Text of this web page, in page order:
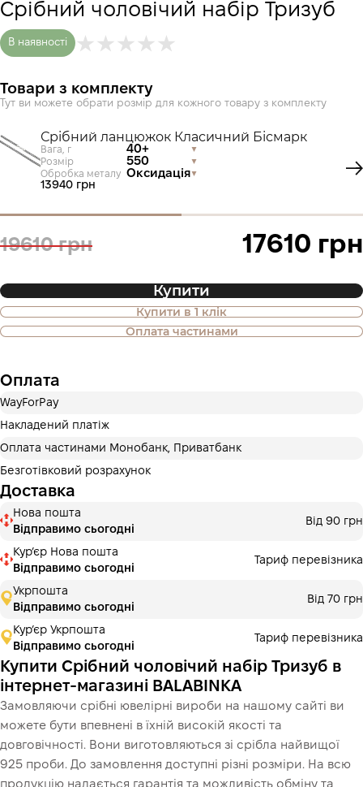
Срібний чоловічий набір Тризуб
В наявності
Товари з комплекту
Тут ви можете обрати розмір для кожного товару з комплекту
Срібний ланцюжок Класичний Бісмарк
Вага, г 40+
Розмір 550
Обробка металу Оксидація
13940 грн
19610 грн 17610 грн
Купити
Купити в 1 клік
Оплата частинами
Також доступна покупка товару в
оплату частинами
Оплату можна розділити на 2 або 3 платежі. Без
додаткових комісій для покупців. Кількість платежів
3 місяці
Оплату можна розділити на 2 або 3 платежі. Без
додаткових комісій для покупців. Кількість платежів
обирається на кроці оплати в корзині.
3 місяціх5 870.00 ₴
Це ще не оформлення кредитного договору. Ви просто
переходите до наступного кроку.
Купити
Оплата
WayForPay
Накладений платіж
Оплата частинами Монобанк, Приватбанк
Безготівковий розрахунок
Доставка
Нова пошта
Відправимо сьогодні
Від 90 грн
Курʼєр Нова пошта
Відправимо сьогодні
Тариф перевізника
Укрпошта
Відправимо сьогодні
Від 70 грн
Кур’єр Укрпошта
Відправимо сьогодні
Тариф перевізника
Купити Срібний чоловічий набір Тризуб в
інтернет-магазині BALABINKA
Замовляючи срібні ювелірні вироби на нашому сайті ви
можете бути впевнені в їхній високій якості та
довговічності. Вони виготовляються зі срібла найвищої
925 проби. До замовлення доступні різні розміри. На всю
продукцію надається гарантія та можливість обміну та